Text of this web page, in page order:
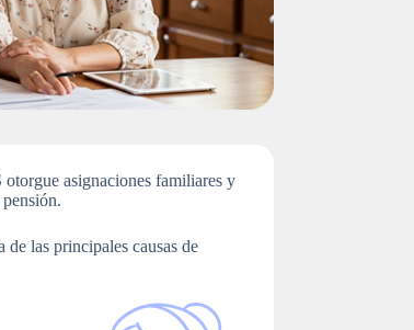
asignaciones familiares y
las principales causas de